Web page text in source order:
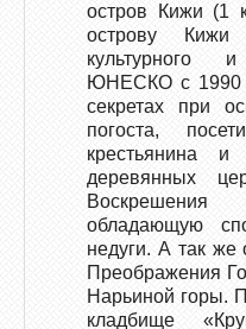
остров Кижи (1
острову
культурного
ЮНЕСКО с 1990
секретах при
погоста,
крестьянина
деревянных
обладающую
недуги. А так же
Преображения
Нарьиной горы.
кладбище